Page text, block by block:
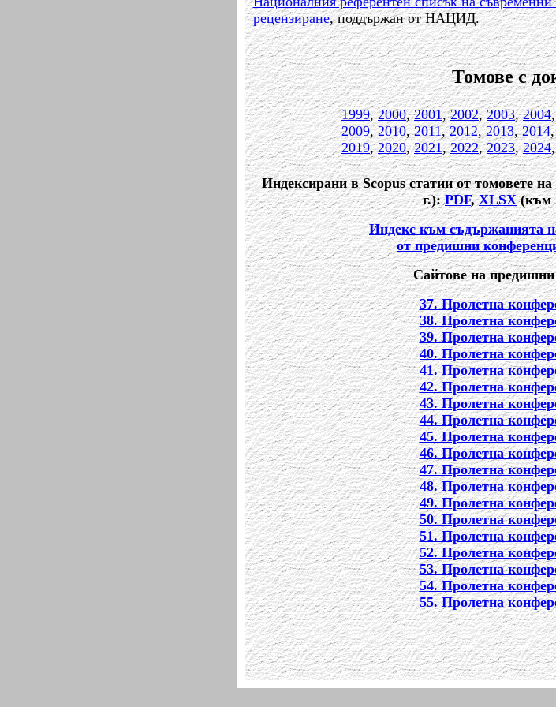
рецензиране, поддържан от НАЦИД.
Томове с
1999,2000,2001,2002,2003,2004
2009,2010,2011,2012,2013,2014
2019,2020,2021,2022,2023,2024
Индексирани в Scopus статии от томовете
г.):PDF,XLSX(към
Индекс към съдържанията
от предишни
Сайтове на
37. Пролетна
38. Пролетна
39. Пролетна
40. Пролетна
41. Пролетна
42. Пролетна
43. Пролетна
44. Пролетна
45. Пролетна
46. Пролетна
47. Пролетна
48. Пролетна
49. Пролетна
50. Пролетна
51. Пролетна
52. Пролетна
53. Пролетна
54. Пролетна
55. Пролетна